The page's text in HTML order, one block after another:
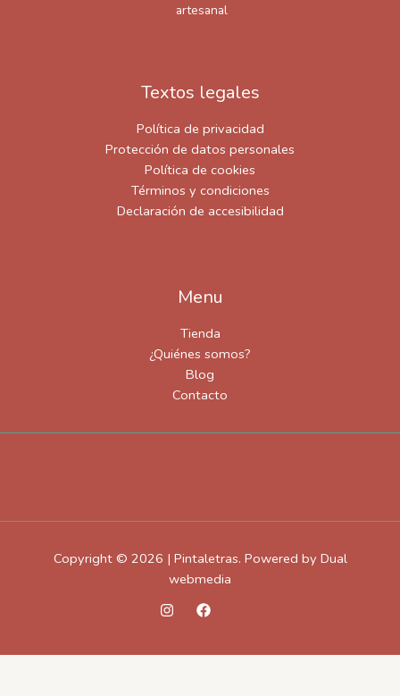
artesanal
Textos legales
Política de privacidad
Protección de datos personales
Política de cookies
Términos y condiciones
Declaración de accesibilidad
Menu
Tienda
¿Quiénes somos?
Blog
Contacto
Copyright © 2026 | Pintaletras. Powered by Dual
webmedia